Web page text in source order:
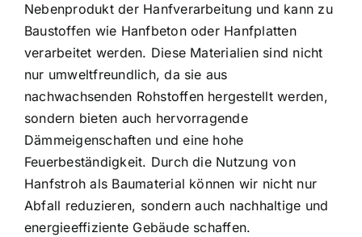
Nebenprodukt der Hanfverarbeitung und kann zu
Baustoffen wie Hanfbeton oder Hanfplatten
verarbeitet werden. Diese Materialien sind nicht
nur umweltfreundlich, da sie aus
nachwachsenden Rohstoffen hergestellt werden,
sondern bieten auch hervorragende
Dämmeigenschaften und eine hohe
Feuerbeständigkeit. Durch die Nutzung von
Hanfstroh als Baumaterial können wir nicht nur
Abfall reduzieren, sondern auch nachhaltige und
energieeffiziente Gebäude schaffen.